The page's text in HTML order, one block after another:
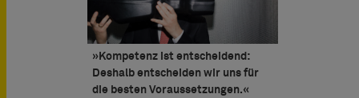
»Kompetenz ist entscheidend:
Deshalb entscheiden wir uns für
die besten Voraussetzungen.«